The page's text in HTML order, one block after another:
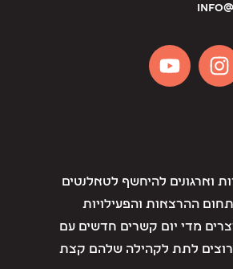
וארגונים להיחשף לטאלנטים
ההרצאות והפעילויות
מדי יום קשרים חדשים עם
לתת לקהילה שלהם קצת